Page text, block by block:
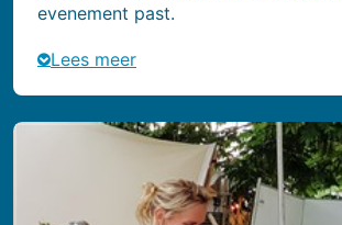
evenement past.
Lees meer